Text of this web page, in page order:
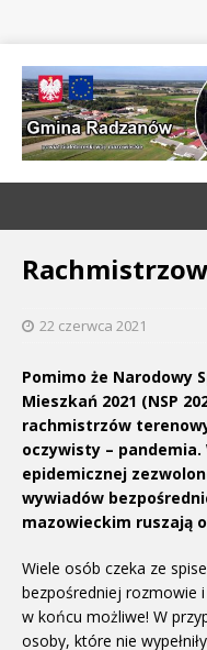
22 czerwca 2021
Pomimo że Narodowy
Mieszkań 2021 (NSP
rachmistrzów
oczywisty –
epidemicznej
wywiadów
mazowieckim ruszają
Wiele osób czeka ze
bezpośredniej rozmowie
w końcu możliwe! W
osoby, które nie